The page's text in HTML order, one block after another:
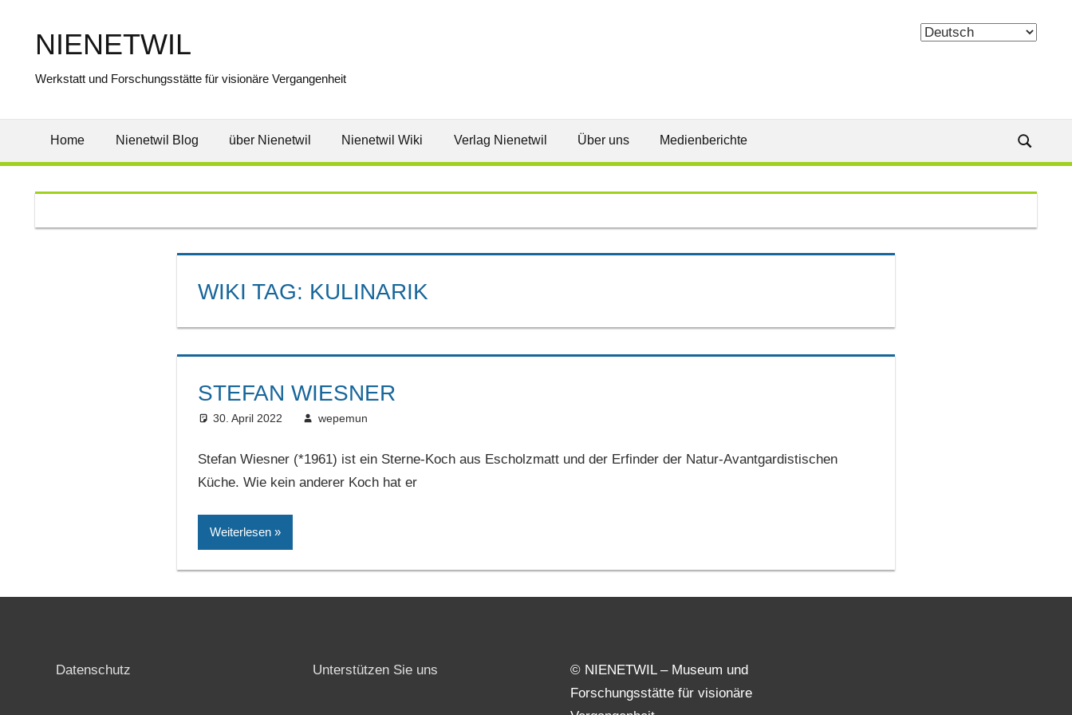
springenNIENETWIL
Werkstatt und Forschungsstätte für visionäre Vergangenheit
Suche
Home Nienetwil Blog über Nienetwil Nienetwil Wiki Verlag Nienetwil Über uns Medienberichte
WIKI TAG: KULINARIK
STEFAN WIESNER
30. April 2022 wepemun
Stefan Wiesner (*1961) ist ein Sterne-Koch aus Escholzmatt und der Erfinder der Natur-Avantgardistischen
Küche. Wie kein anderer Koch hat er
Weiterlesen
Datenschutz Unterstützen Sie uns
© NIENETWIL – Museum und
Forschungsstätte für visionäre